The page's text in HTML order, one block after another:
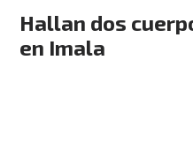
Hallan dos
en Imala